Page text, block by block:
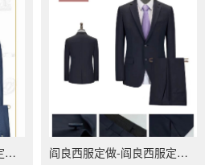
西安定制西服-西安西服定做-西安职业装定制-慧定制西服定做 阎良西服定做-阎良西服定制-西安西服定做-西安西服定制